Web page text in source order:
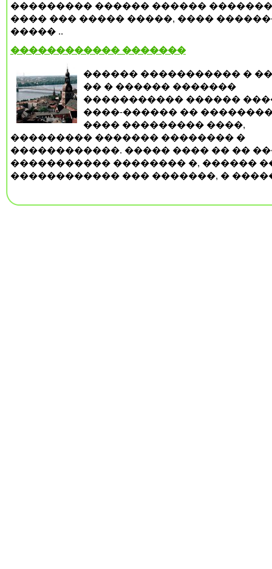
��������� ������ ������
���� ��� ����� �����, ����
����� ..
������������ �������
������ ����������� �
�� � ������ �������
����������� ������
����-������ ��
���� ��������� ����,
��������� ������� �������� �
������������. ����� ���� �� ��
����������� �������� �, ������
������������ ��� �������, �